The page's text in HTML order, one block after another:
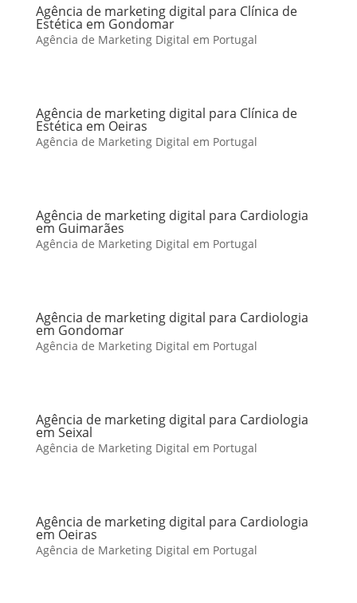
Agência de marketing digital para Clínica de
Estética em Gondomar
Agência de Marketing Digital em Portugal
Agência de marketing digital para Clínica de
Estética em Oeiras
Agência de Marketing Digital em Portugal
Agência de marketing digital para Cardiologia
em Guimarães
Agência de Marketing Digital em Portugal
Agência de marketing digital para Cardiologia
em Gondomar
Agência de Marketing Digital em Portugal
Agência de marketing digital para Cardiologia
em Seixal
Agência de Marketing Digital em Portugal
Agência de marketing digital para Cardiologia
em Oeiras
Agência de Marketing Digital em Portugal